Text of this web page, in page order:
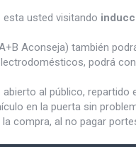
usted visitando
Aconseja) también
podrá
al público, repartido
en la puerta sin
compra, al no pagar